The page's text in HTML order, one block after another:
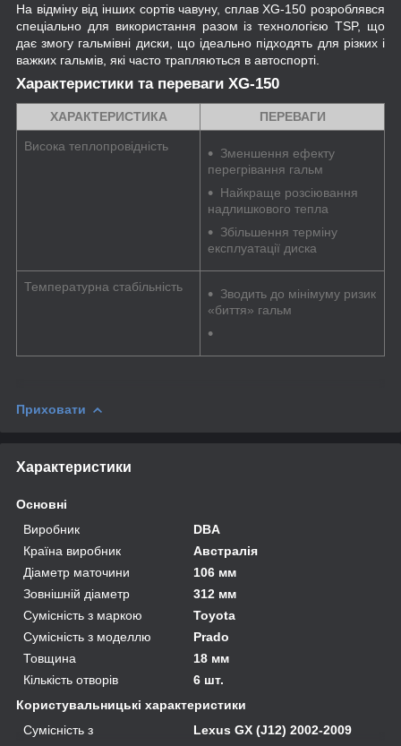
На відміну від інших сортів чавуну, сплав XG-150 розроблявся
спеціально для використання разом із технологією TSP, що
дає змогу гальмівні диски, що ідеально підходять для різких і
важких гальмів, які часто трапляються в автоспорті.
Характеристики та переваги XG-150
ХАРАКТЕРИСТИКА ПЕРЕВАГИ
Висока теплопровідність
Зменшення ефекту
перегрівання гальм
Найкраще розсіювання
надлишкового тепла
Збільшення терміну
експлуатації диска
Температурна стабільність
Зводить до мінімуму ризик
«биття» гальм
Приховати
Характеристики
Основні
Виробник
DBA
Країна виробник
Австралія
Діаметр маточини
106 мм
Зовнішній діаметр
312 мм
Сумісність з маркою
Toyota
Сумісність з моделлю
Prado
Товщина
18 мм
Кількість отворів
6 шт.
Користувальницькі характеристики
Сумісність з
Lexus GX (J12) 2002-2009